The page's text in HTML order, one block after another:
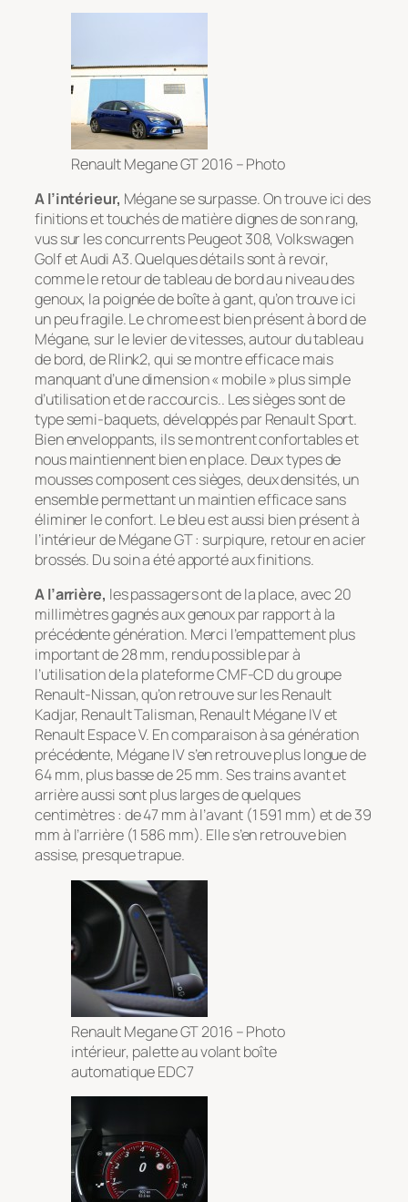
Renault Megane GT 2016 – Photo
A l’intérieur, Mégane se surpasse. On trouve ici des
finitions et touchés de matière dignes de son rang,
vus sur les concurrents Peugeot 308, Volkswagen
Golf et Audi A3. Quelques détails sont à revoir,
comme le retour de tableau de bord au niveau des
genoux, la poignée de boîte à gant, qu’on trouve ici
un peu fragile. Le chrome est bien présent à bord de
Mégane, sur le levier de vitesses, autour du tableau
de bord, de Rlink2, qui se montre efficace mais
manquant d’une dimension « mobile » plus simple
d’utilisation et de raccourcis.. Les sièges sont de
type semi-baquets, développés par Renault Sport.
Bien enveloppants, ils se montrent confortables et
nous maintiennent bien en place. Deux types de
mousses composent ces sièges, deux densités, un
ensemble permettant un maintien efficace sans
éliminer le confort. Le bleu est aussi bien présent à
l’intérieur de Mégane GT : surpiqure, retour en acier
brossés. Du soin a été apporté aux finitions.
A l’arrière, les passagers ont de la place, avec 20
millimètres gagnés aux genoux par rapport à la
précédente génération. Merci l’empattement plus
important de 28 mm, rendu possible par à
l’utilisation de la plateforme CMF-CD du groupe
Renault-Nissan, qu’on retrouve sur les Renault
Kadjar, Renault Talisman, Renault Mégane IV et
Renault Espace V. En comparaison à sa génération
précédente, Mégane IV s’en retrouve plus longue de
64 mm, plus basse de 25 mm. Ses trains avant et
arrière aussi sont plus larges de quelques
centimètres : de 47 mm à l’avant (1 591 mm) et de 39
mm à l’arrière (1 586 mm). Elle s’en retrouve bien
assise, presque trapue.
Renault Megane GT 2016 – Photo
intérieur, palette au volant boîte
automatique EDC7